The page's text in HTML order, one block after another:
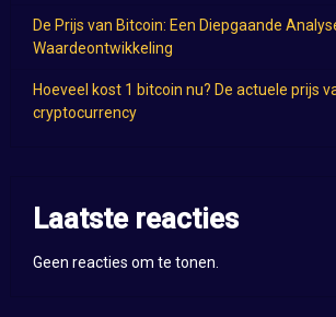
De Prijs van Bitcoin: Een Diepgaande
Waardeontwikkeling
Hoeveel kost 1 bitcoin nu? De actuele prijs
cryptocurrency
Laatste reacties
Geen reacties om te tonen.